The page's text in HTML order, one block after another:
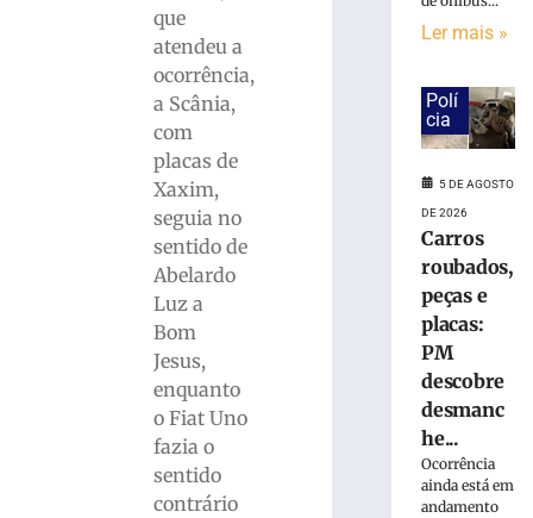
que
atendeu a
ocorrência,
a Scânia,
com
placas de
Xaxim,
seguia no
sentido de
Abelardo
Luz a
Bom
Jesus,
enquanto
o Fiat Uno
fazia o
sentido
contrário
Carros
roubados,
peças
placas:
descobre
desmanche
clandestino
margens
VÍDEO
Ler mais »
Polí
cia
5 DE AGOSTO
DE 2026
Carros
roubados,
peças e
placas:
PM
descobre
desmanc
he...
Ocorrência
ainda está em
andamento